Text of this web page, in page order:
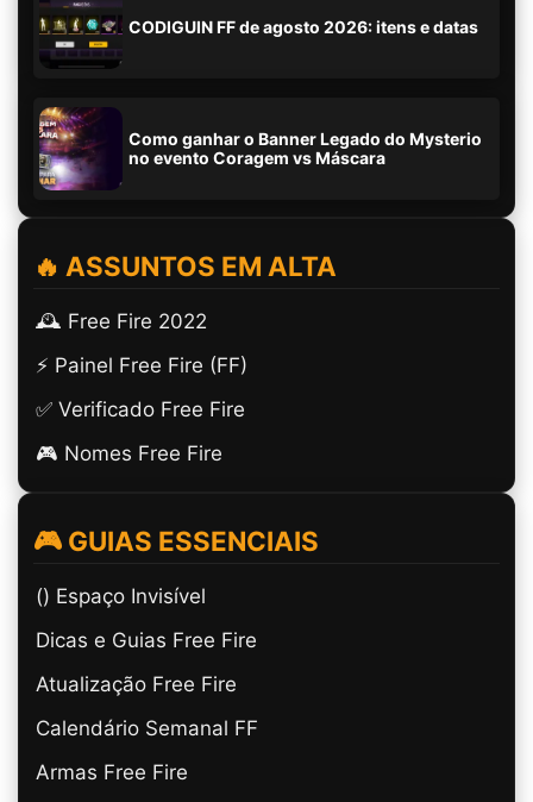
CODIGUIN FF de agosto 2026: itens e datas
Como ganhar o Banner Legado do Mysterio
no evento Coragem vs Máscara
🔥 ASSUNTOS EM ALTA
🕰️ Free Fire 2022
⚡ Painel Free Fire (FF)
✅ Verificado Free Fire
🎮 Nomes Free Fire
🎮 GUIAS ESSENCIAIS
(ㅤ) Espaço Invisível
Dicas e Guias Free Fire
Atualização Free Fire
Calendário Semanal FF
Armas Free Fire